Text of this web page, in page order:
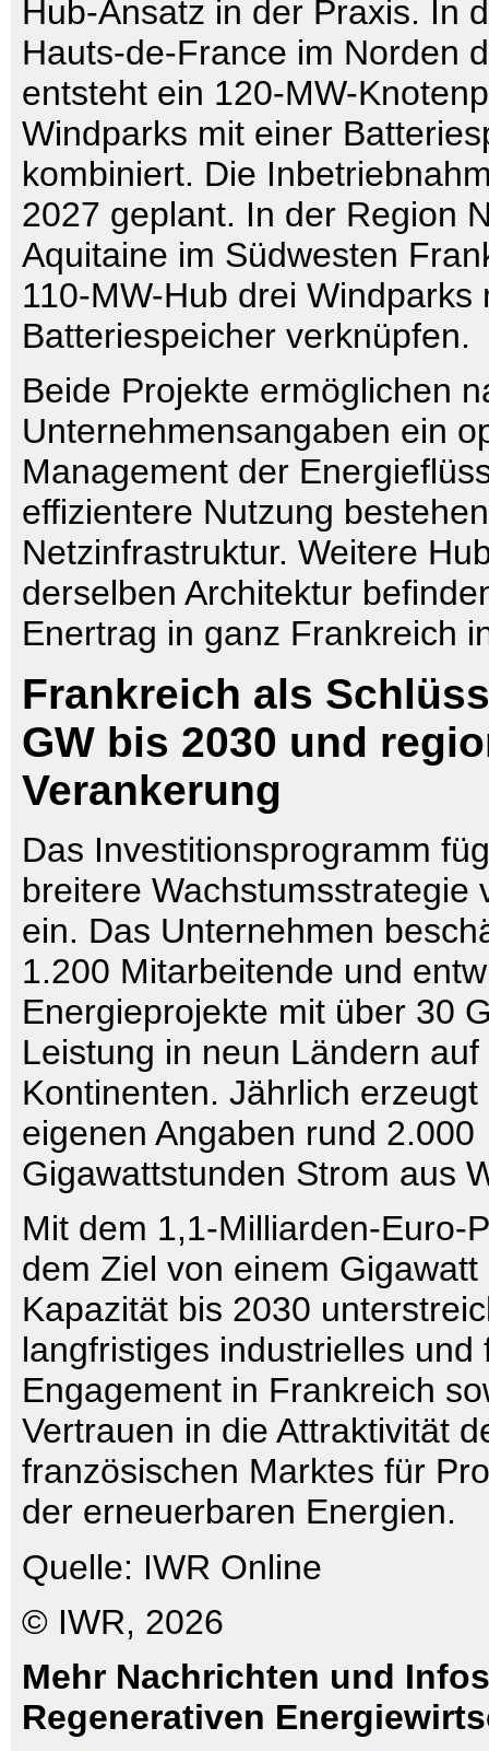
Hub-Ansatz in der Praxis. In
Hauts-de-France im Norden
entsteht ein 120-MW-
Windparks mit einer
kombiniert. Die
2027 geplant. In der Region
Aquitaine im Südwesten
110-MW-Hub drei Windparks
Batteriespeicher verknüpfen.
Beide Projekte ermöglichen
Unternehmensangaben ein
Management der
effizientere Nutzung
Netzinfrastruktur. Weitere
derselben Architektur
Enertrag in ganz Frankreich
Frankreich als
GW bis 2030 und
Verankerung
Das Investitionsprogramm
breitere Wachstumsstrategie
ein. Das Unternehmen
1.200 Mitarbeitende und
Energieprojekte mit über 30
Leistung in neun Ländern auf
Kontinenten. Jährlich
eigenen Angaben rund 2.000
Gigawattstunden Strom aus
Mit dem 1,1-Milliarden-Euro-
dem Ziel von einem
Kapazität bis 2030
langfristiges industrielles und
Engagement in Frankreich
Vertrauen in die Attraktivität
französischen Marktes für
der erneuerbaren Energien.
Quelle: IWR Online
© IWR, 2026
Mehr Nachrichten und
Regenerativen